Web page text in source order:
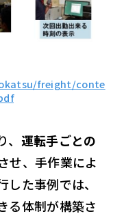
freight/conte
運転手ごとの
せ、手作業によ
た事例では、
る体制が構築さ